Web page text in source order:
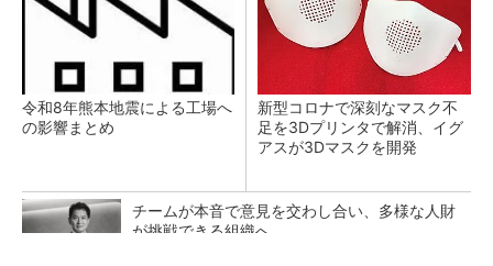
令和8年熊本地震による工場へ
の影響まとめ
新型コロナで深刻なマスク不
足を3Dプリンタで解消、イグ
アスが3Dマスクを開発
チームが本音で意見を交わし合い、多様な人財
が挑戦できる組織へ